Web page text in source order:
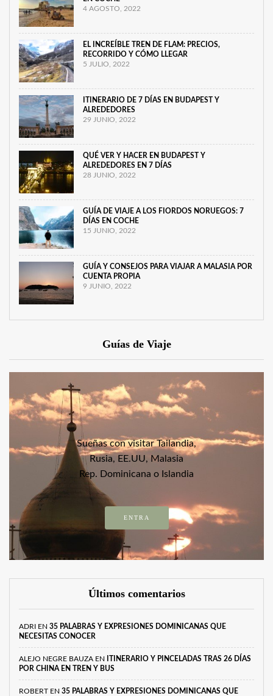
4 AGOSTO, 2022
EL INCREÍBLE TREN DE FLAM: PRECIOS,
RECORRIDO Y CÓMO LLEGAR
5 JULIO, 2022
ITINERARIO DE 7 DÍAS EN BUDAPEST Y
ALREDEDORES
29 JUNIO, 2022
QUÉ VER Y HACER EN BUDAPEST Y
ALREDEDORES EN 7 DÍAS
28 JUNIO, 2022
GUÍA DE VIAJE A LOS FIORDOS NORUEGOS: 7
DÍAS EN COCHE
15 JUNIO, 2022
GUÍA Y CONSEJOS PARA VIAJAR A MALASIA POR
CUENTA PROPIA
9 JUNIO, 2022
Guías de Viaje
Sueñas con visitar Tailandia,
Rusia, EE.UU, Malasia
Rep. Dominicana o Islandia
ENTRA
Últimos comentarios
ADRI EN 35 PALABRAS Y EXPRESIONES DOMINICANAS QUE
NECESITAS CONOCER
ALEJO NEGRE BAUZA EN
ITINERARIO Y PINCELADAS TRAS 26 DÍAS
POR CHINA EN TREN Y BUS
ROBERT EN 35 PALABRAS Y EXPRESIONES DOMINICANAS QUE